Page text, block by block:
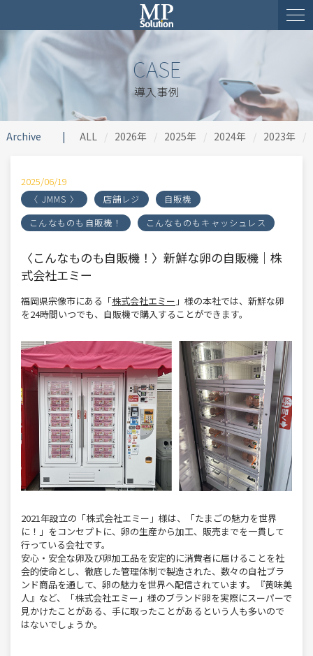
CASE
導入事例
Archive ALL 2026年 2025年 2024年 2023年
2025/06/19
〈 JMMS 〉 店舗レジ
自販機
こんなものも自販機！
こんなものもキャッシュレス
〈こんなものも自販機！〉新鮮な卵の自販機｜株
式会社エミー
福岡県宗像市にある「株式会社エミー 」様の本社では、新鮮な卵
を24時間いつでも、自販機で購入することができます。
2021年設立の「株式会社エミー」様は、「たまごの魅力を世界
に！」をコンセプトに、卵の生産から加工、販売までを一貫して
行っている会社です。
安心・安全な卵及び卵加工品を安定的に消費者に届けることを社
会的使命とし、徹底した管理体制で製造された、数々の自社ブラ
ンド商品を通して、卵の魅力を世界へ配信されています。『黄味美
人』など、「株式会社エミー」様のブランド卵を実際にスーパーで
見かけたことがある、手に取ったことがあるという人も多いので
はないでしょうか。